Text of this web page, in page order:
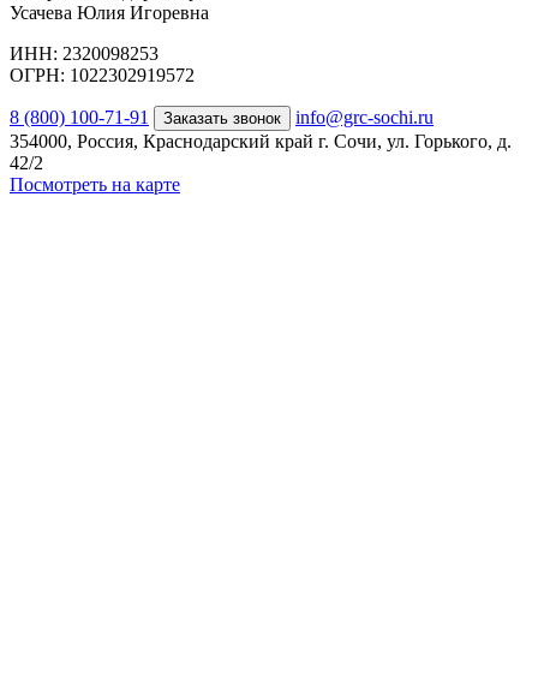
Усачева Юлия Игоревна
ИНН: 2320098253
ОГРН: 1022302919572
8 (800) 100-71-91 Заказать звонок
info@grc-sochi.ru
354000, Россия, Краснодарский край г. Сочи, ул. Горького, д.
42/2
Посмотреть на карте